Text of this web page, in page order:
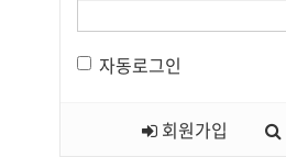
자동로그인
회원가입